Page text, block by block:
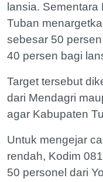
lansia.
Tuban
sebesar 50
40 persen bagi
Target tersebut
dari Mendagri
agar Kabupaten
Untuk mengejar
rendah, Kodim
50 personel dari